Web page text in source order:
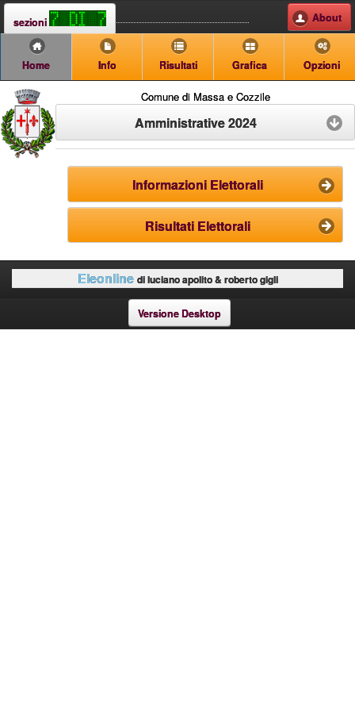
sezioni About
Home Info Risultati Grafica Opzioni
Comune di Massa e Cozzile
Amministrative 2024
Informazioni Elettorali
Risultati Elettorali
Eleonline di luciano apolito & roberto gigli
Versione Desktop